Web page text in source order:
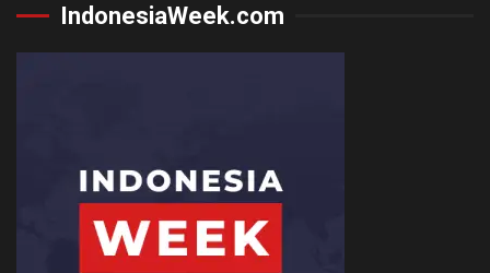
IndonesiaWeek.com